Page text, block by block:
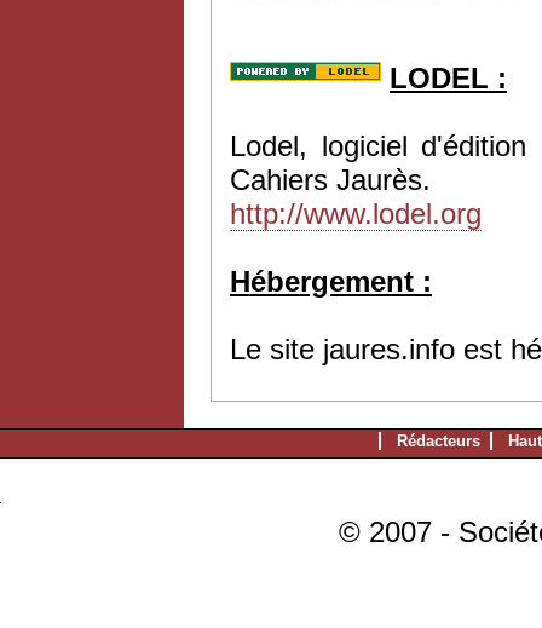
LODEL :
Lodel, logiciel
Cahiers Jaurès.
http://www.lodel.org
Hébergement :
Le site jaures.info est
Rédacteurs
© 2007 -